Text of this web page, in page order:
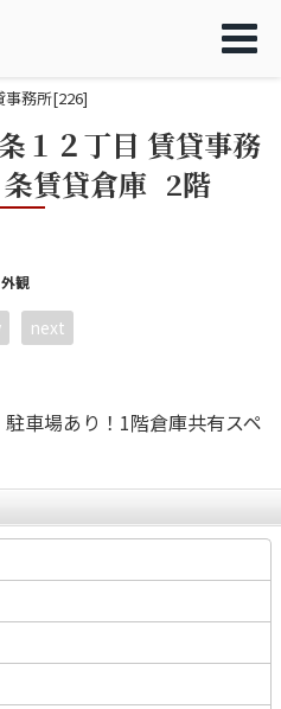
事務所[226]
１２丁目 賃貸事務
賃貸倉庫 2階
外観
next
車場あり！1階倉庫共有スペ